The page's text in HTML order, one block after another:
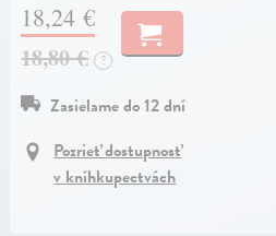
18,24 €
18,80 € ?
Zasielame do 12 dní
Pozrieť dostupnosť
v kníhkupectvách